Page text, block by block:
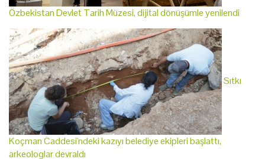
Özbekistan Devlet Tarih Müzesi, dijital dönüşümle yenilendi
Sıtkı
Koçman Caddesi'ndeki kazıyı belediye ekipleri başlattı,
arkeologlar devraldı